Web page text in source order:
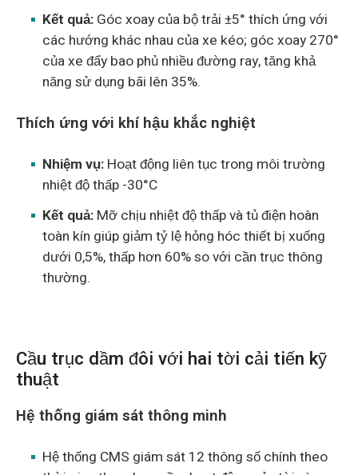
Kết quả: Góc xoay của bộ trải ±5° thích ứng với
các hướng khác nhau của xe kéo; góc xoay 270°
của xe đẩy bao phủ nhiều đường ray, tăng khả
năng sử dụng bãi lên 35%.
Thích ứng với khí hậu khắc nghiệt
Nhiệm vụ: Hoạt động liên tục trong môi trường
nhiệt độ thấp -30°C
Kết quả: Mỡ chịu nhiệt độ thấp và tủ điện hoàn
toàn kín giúp giảm tỷ lệ hỏng hóc thiết bị xuống
dưới 0,5%, thấp hơn 60% so với cần trục thông
thường.
Cầu trục dầm đôi với hai tời cải tiến kỹ
thuật
Hệ thống giám sát thông minh
Hệ thống CMS giám sát 12 thông số chính theo